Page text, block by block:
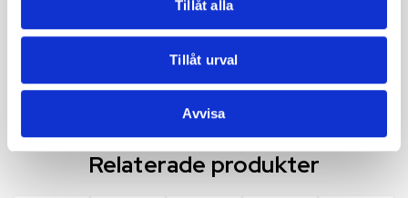
Tillåt alla
Tillåt urval
Avvisa
210,00kr
alternativ
Relaterade produkter